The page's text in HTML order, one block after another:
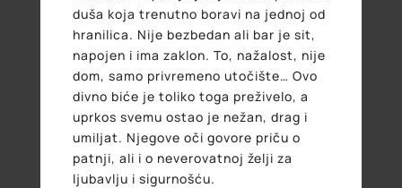
duša koja trenutno boravi na jednoj od
hranilica. Nije bezbedan ali bar je sit,
napojen i ima zaklon. To, nažalost, nije
dom, samo privremeno utočište… Ovo
divno biće je toliko toga preživelo, a
uprkos svemu ostao je nežan, drag i
umiljat. Njegove oči govore priču o
patnji, ali i o neverovatnoj želji za
ljubavlju i sigurnošću.